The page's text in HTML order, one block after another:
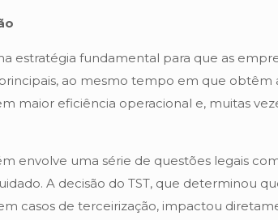
estratégia fundamental para que as
ao mesmo tempo em que obtêm
maior eficiência operacional e, muitas
envolve uma série de questões legais
A decisão do TST, que determinou
casos de terceirização, impactou